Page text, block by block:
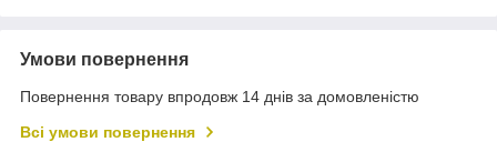
Умови повернення
Повернення товару впродовж 14 днів за домовленістю
Всі умови повернення